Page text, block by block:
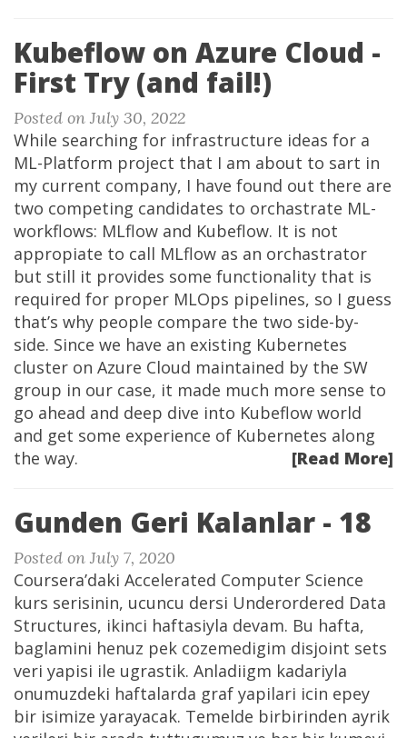
Kubeflow on Azure Cloud -
First Try (and fail!)
Posted on July 30, 2022
While searching for infrastructure ideas for a
ML-Platform project that I am about to sart in
my current company, I have found out there are
two competing candidates to orchastrate ML-
workflows: MLflow and Kubeflow. It is not
appropiate to call MLflow as an orchastrator
but still it provides some functionality that is
required for proper MLOps pipelines, so I guess
that’s why people compare the two side-by-
side. Since we have an existing Kubernetes
cluster on Azure Cloud maintained by the SW
group in our case, it made much more sense to
go ahead and deep dive into Kubeflow world
and get some experience of Kubernetes along
the way.
[Read More]
Gunden Geri Kalanlar - 18
Posted on July 7, 2020
Coursera’daki Accelerated Computer Science
kurs serisinin, ucuncu dersi Underordered Data
Structures, ikinci haftasiyla devam. Bu hafta,
baglamini henuz pek cozemedigim disjoint sets
veri yapisi ile ugrastik. Anladiigm kadariyla
onumuzdeki haftalarda graf yapilari icin epey
bir isimize yarayacak. Temelde birbirinden ayrik